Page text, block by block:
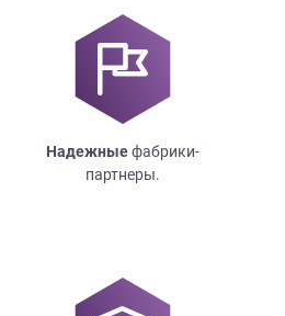
Надежныефабрики-
партнеры.